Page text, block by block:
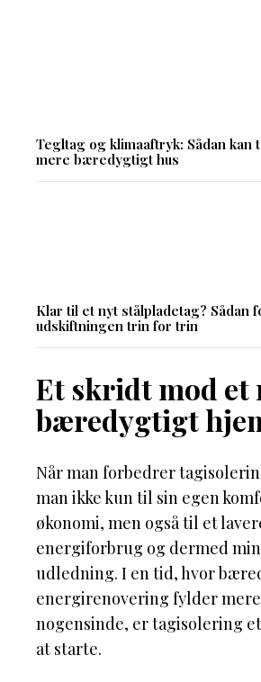
Tegltag og klimaaftryk: Sådan
mere bæredygtigt hus
Klar til et nyt stålpladetag? Sådan
udskiftningen trin for trin
Et skridt mod et
bæredygtigt
Når man forbedrer
man ikke kun til sin egen
økonomi, men også til et
energiforbrug og dermed
udledning. I en tid, hvor
energirenovering fylder
nogensinde, er tagisolering
at starte.